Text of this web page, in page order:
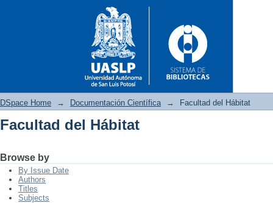
DSpace Home → Documentación Científica → Facultad del Hábitat
Facultad del Hábitat
Browse by
By Issue Date
Authors
Titles
Subjects